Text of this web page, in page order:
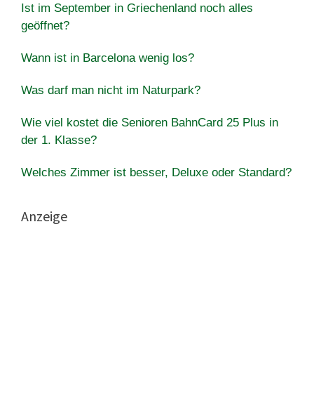
Ist im September in Griechenland noch alles
geöffnet?
Wann ist in Barcelona wenig los?
Was darf man nicht im Naturpark?
Wie viel kostet die Senioren BahnCard 25 Plus in
der 1. Klasse?
Welches Zimmer ist besser, Deluxe oder Standard?
Anzeige